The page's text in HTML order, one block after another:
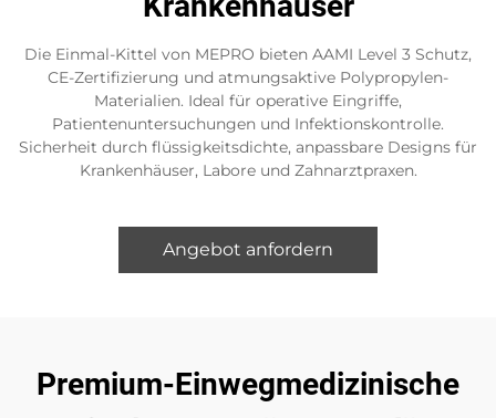
Die Einmal-Kittel von MEPRO bieten AAMI Level 3 Schutz,
CE-Zertifizierung und atmungsaktive Polypropylen-
Materialien. Ideal für operative Eingriffe,
Patientenuntersuchungen und Infektionskontrolle.
Sicherheit durch flüssigkeitsdichte, anpassbare Designs für
Krankenhäuser, Labore und Zahnarztpraxen.
Angebot anfordern
Premium-Einwegmedizinische